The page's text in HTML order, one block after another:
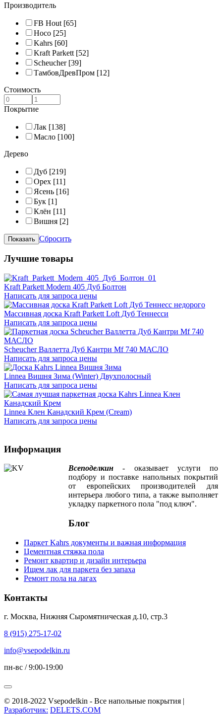
Производитель
FB Hout [65]
Hoco [25]
Kahrs [60]
Kraft Parkett [52]
Scheucher[39]
ТамбовДревПром [12]
Стоимость
Покрытие
Лак [138]
Масло [100]
Дерево
Дуб [219]
Орех [11]
Ясень [16]
Бук [1]
Клён [11]
Вишня [2]
Сбросить
Лучшие товары
Kraft Parkett Modern 405 Дуб Болтон
Написать для запроса цены
Массивная доска Kraft Parkett Loft Дуб Теннесси
Написать для запроса цены
Scheucher Валлетта Дуб Кантри Mf 740 МАСЛО
Написать для запроса цены
Linnea Вишня Зима (Winter) Двухполосный
Написать для запроса цены
Linnea Клен Канадский Крем (Cream)
Написать для запроса цены
Информация
Всеподелкин - оказывает услуги по
подбору и поставке напольных покрытий
от европейских производителей для
интерьера любого типа, а также выполняет
укладку паркетного пола "под ключ".
Блог
Паркет Kahrs документы и важная информация
Цементная стяжка пола
Ремонт квартир и дизайн интерьера
Ищем лак для паркета без запаха
Ремонт пола на лагах
Контакты
г. Москва, Нижняя Сыромятническая д.10, стр.3
8 (915) 275-17-02
info@vsepodelkin.ru
пн-вс / 9:00-19:00
© 2018-2022 Vsepodelkin - Все напольные покрытия |
Разработчик: DELETS.COM